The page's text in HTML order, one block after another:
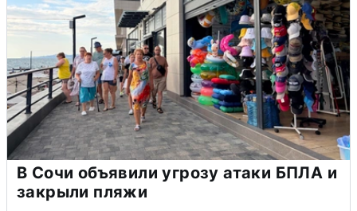
В Сочи объявили угрозу атаки БПЛА и
закрыли пляжи